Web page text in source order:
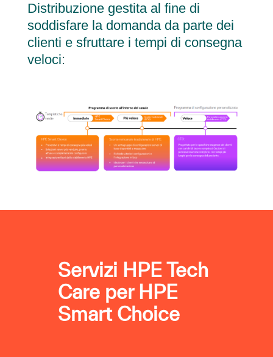
Distribuzione gestita al fine di
soddisfare la domanda da parte dei
clienti e sfruttare i tempi di consegna
veloci:
Servizi HPE Tech
Care per HPE
Smart Choice